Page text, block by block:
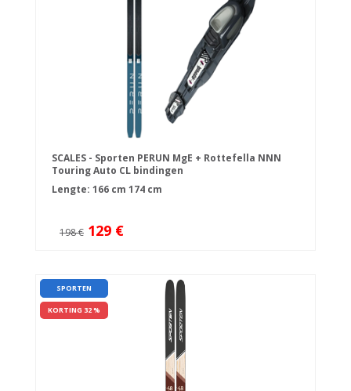
SCALES - Sporten PERUN MgE + Rottefella NNN
Touring Auto CL bindingen
Lengte: 166 cm 174 cm
198 € 129 €
SPORTEN
KORTING 32 %